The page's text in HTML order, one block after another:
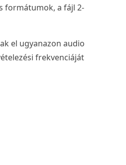
formátumok, a fájl 2-
el ugyanazon audio
frekvenciáját